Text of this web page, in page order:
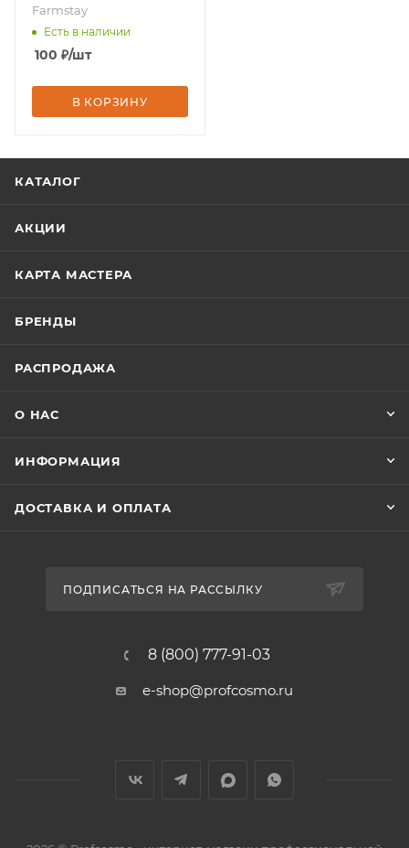
4мл * 1шт, бренд -
Farmstay
Farmstay
Есть в наличии
100 ₽/шт
В КОРЗИНУ
КАТАЛОГ
АКЦИИ
КАРТА МАСТЕРА
БРЕНДЫ
РАСПРОДАЖА
О НАС
ИНФОРМАЦИЯ
ДОСТАВКА И ОПЛАТА
ПОДПИСАТЬСЯ НА РАССЫЛКУ
8 (800) 777-91-03
e-shop@profcosmo.ru